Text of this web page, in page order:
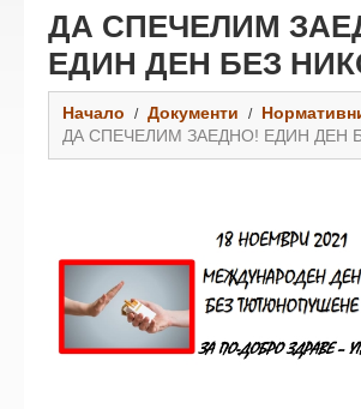
ДА СПЕЧЕЛИМ
ЕДИН ДЕН БЕЗ
Начало Документи
ДА СПЕЧЕЛИМ ЗАЕДНО! ЕДИН ДЕН